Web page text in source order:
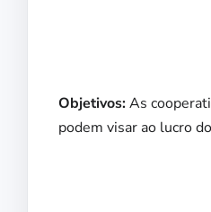
Objetivos:As
podem visar ao lucro